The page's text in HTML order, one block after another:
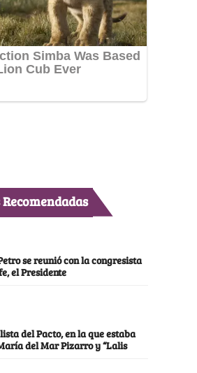
se reunió con la congresista
el Presidente
del Pacto, en la que estaba
del Mar Pizarro y “Lalis